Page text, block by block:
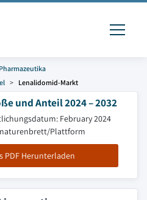
Pharmazeutika
Lenalidomid-Markt
und Anteil 2024 – 2032
February 2024
Plattform
PDF Herunterladen